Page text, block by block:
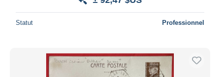
Statut Professionnel